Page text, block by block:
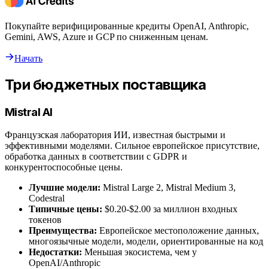
Покупайте верифицированные кредиты OpenAI, Anthropic,
Gemini, AWS, Azure и GCP по сниженным ценам.
Начать
Три бюджетных поставщика
Mistral AI
Французская лаборатория ИИ, известная быстрыми и
эффективными моделями. Сильное европейское присутствие,
обработка данных в соответствии с GDPR и
конкурентоспособные цены.
Лучшие модели: Mistral Large 2, Mistral Medium 3,
Codestral
Типичные цены: $0.20-$2.00 за миллион входных
токенов
Преимущества: Европейское местоположение данных,
многоязычные модели, модели, ориентированные на код
Недостатки: Меньшая экосистема, чем у
OpenAI/Anthropic